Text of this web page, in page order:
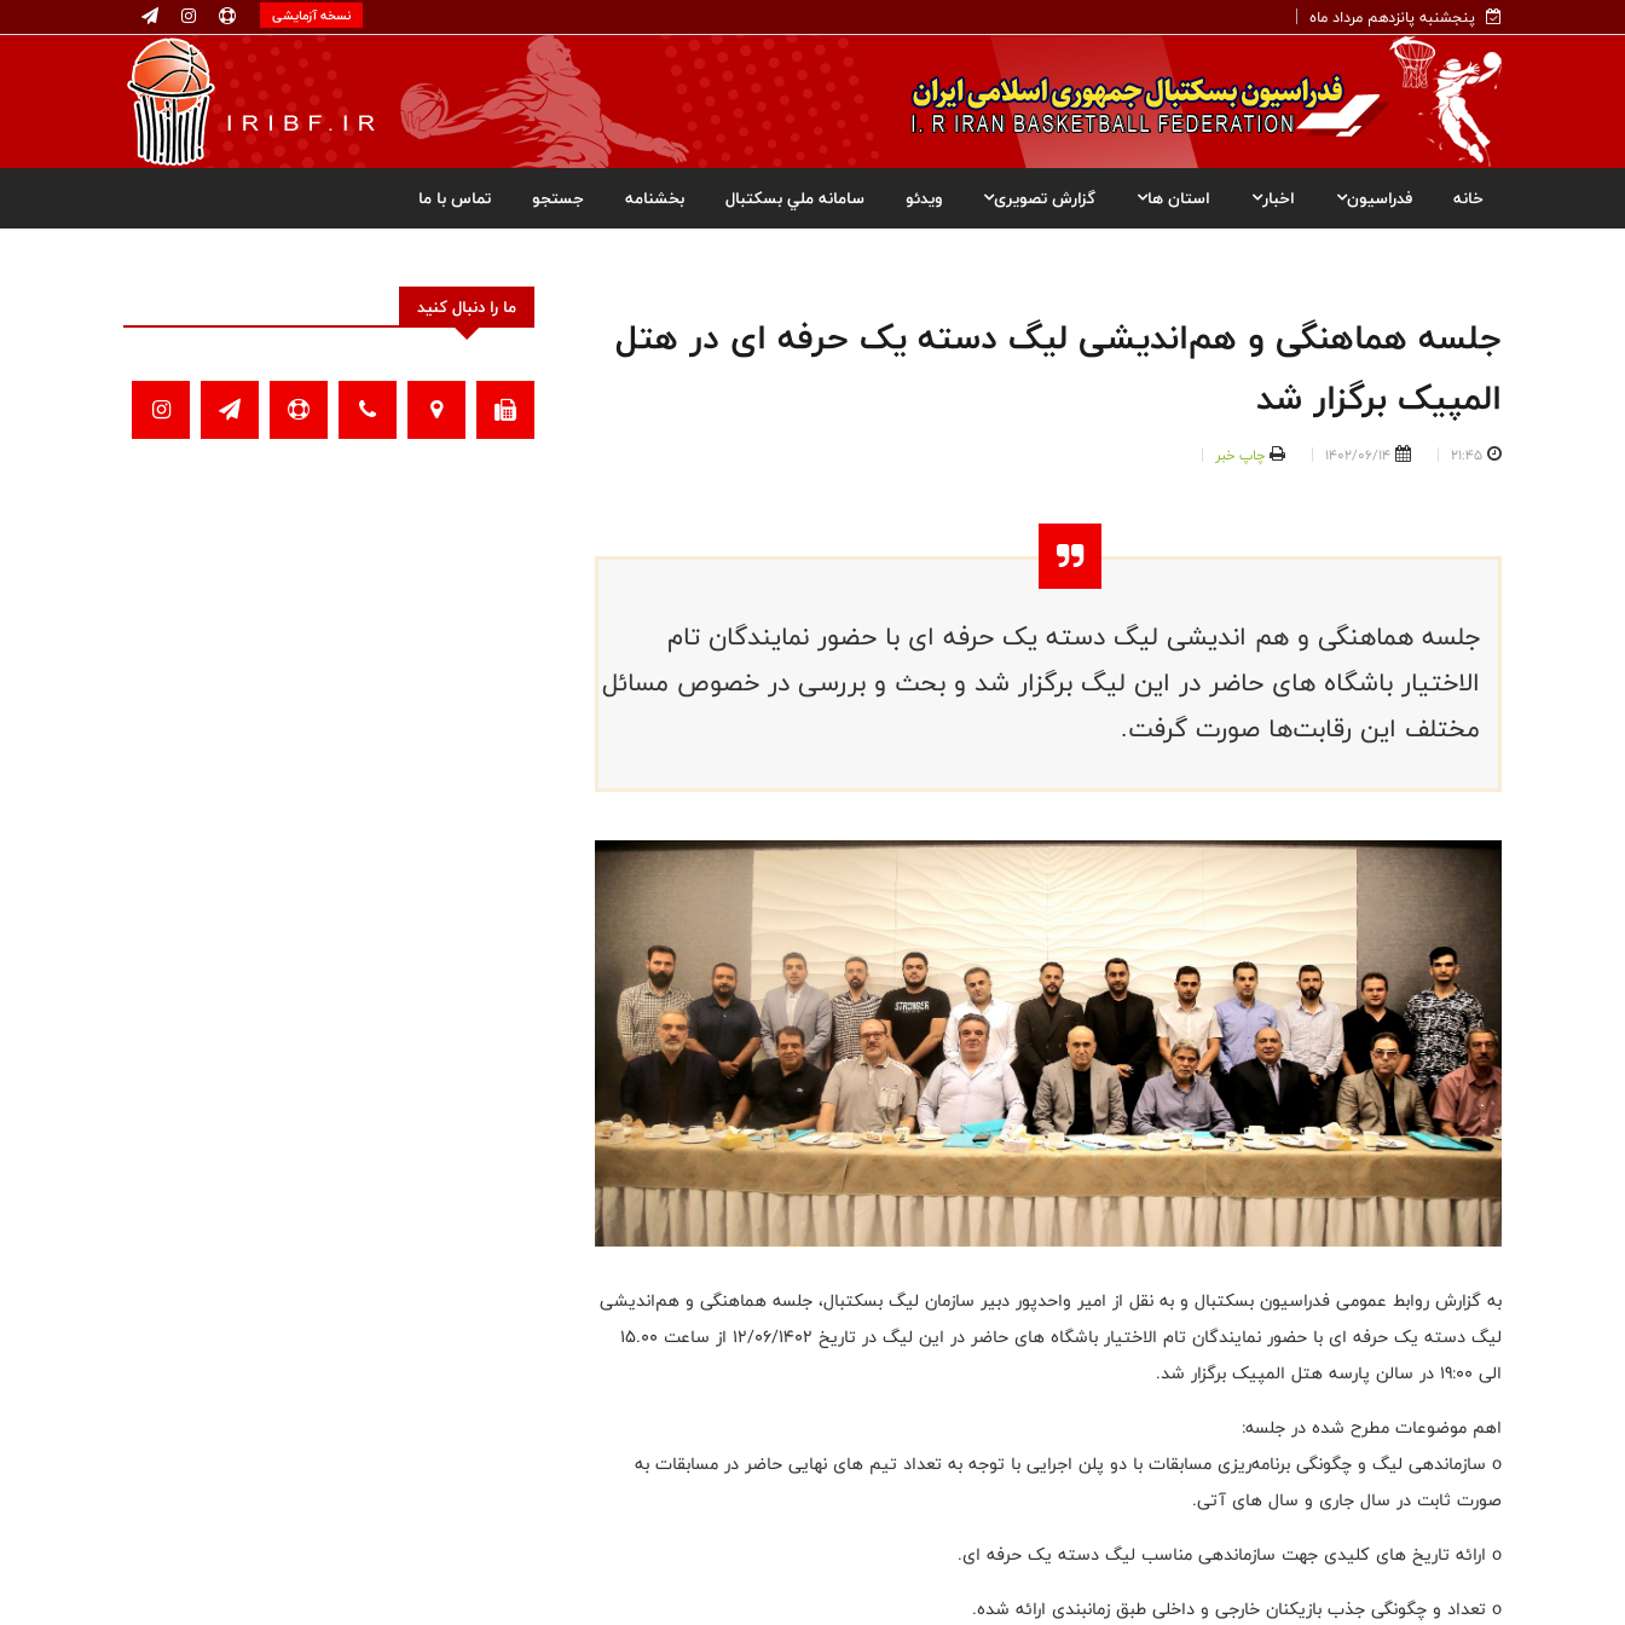
پنجشنبه پانزدهم مرداد ماه نسخه آزمایشی
خانه فدراسیون اخبار استان ها گزارش تصویری ویدئو سامانه ملي بسکتبال بخشنامه جستجو تماس با ما
جلسه هماهنگی و هم‌اندیشی لیگ دسته یک حرفه ای در هتل
المپیک برگزار شد
21:45
1402/06/14 چاپ خبر
جلسه هماهنگی و هم اندیشی لیگ دسته یک حرفه ای با حضور نمایندگان‌ تام
الاختیار باشگاه های حاضر در این لیگ برگزار شد و بحث و بررسی در خصوص مسائل
مختلف این رقابت‌ها صورت گرفت.
به گزارش روابط عمومی فدراسیون بسکتبال و به نقل از امیر واحدپور دبیر سازمان لیگ بسکتبال، جلسه هماهنگی و هم‌اندیشی
الی 19:00 در سالن پارسه هتل المپیک برگزار شد.
اهم موضوعات مطرح شده در جلسه:
‏o سازماندهی لیگ و چگونگی برنامه‌ریزی مسابقات با دو پلن اجرایی با توجه به تعداد تیم های نهایی حاضر در مسابقات به
صورت ثابت در سال جاری و سال های آتی.
ما را دنبال کنید